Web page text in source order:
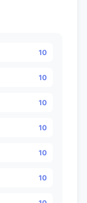
10
10
10
10
10
10